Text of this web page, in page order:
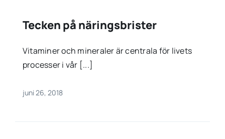
Tecken på näringsbrister
Vitaminer och mineraler är centrala för livets
processer i vår [...]
juni 26, 2018